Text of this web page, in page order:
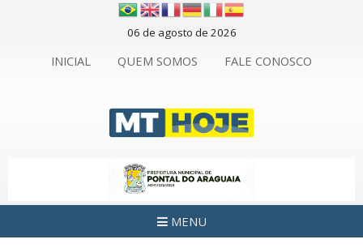
06 de agosto de 2026
INICIAL QUEM SOMOS FALE CONOSCO
MENU